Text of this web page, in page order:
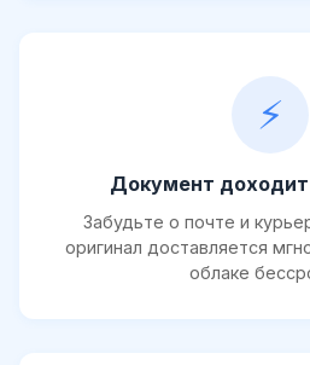
⚡
Документ доходит
Забудьте о почте и
оригинал доставляется
облаке